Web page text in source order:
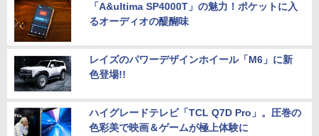
「A&ultima SP4000T」の魅力！ポケットに入
るオーディオの醍醐味
レイズのパワーデザインホイール「M6」に新
色登場!!
ハイグレードテレビ「TCL Q7D Pro」。圧巻の
色彩美で映画＆ゲームが極上体験に